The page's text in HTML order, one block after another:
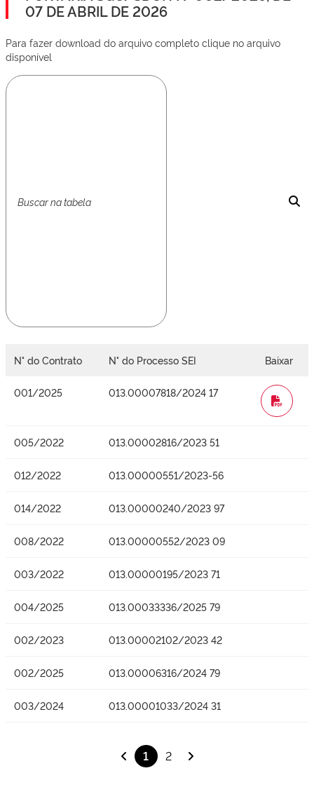
07 DE ABRIL DE 2026
Para fazer download do arquivo completo clique no arquivo
disponível
N° do Contrato N° do Processo SEI Baixar
001/2025 013.00007818/2024 17
WORD
005/2022 013.00002816/2023 51
012/2022 013.00000551/2023-56
014/2022 013.00000240/2023 97
008/2022 013.00000552/2023 09
003/2022 013.00000195/2023 71
004/2025 013.00033336/2025 79
002/2023 013.00002102/2023 42
002/2025 013.00006316/2024 79
003/2024 013.00001033/2024 31
1 2